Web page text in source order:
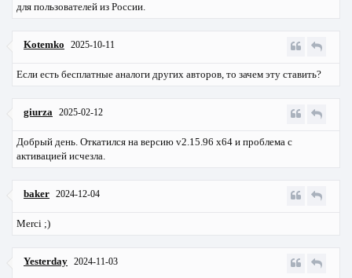
для пользователей из России.
Kotemko 2025-10-11
Если есть бесплатные аналоги других авторов, то зачем эту ставить?
giurza 2025-02-12
Добрый день. Откатился на версию v2.15.96 x64 и проблема с
активацией исчезла.
baker 2024-12-04
Merci ;)
Yesterday 2024-11-03